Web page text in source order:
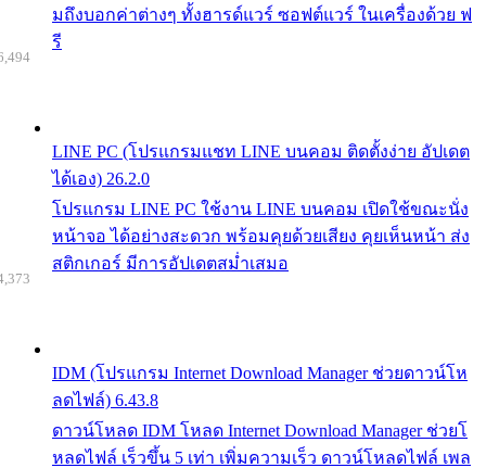
มถึงบอกค่าต่างๆ ทั้งฮารด์แวร์ ซอฟต์แวร์ ในเครื่องด้วย ฟ
รี
LINE PC (โปรแกรมแชท LINE บนคอม ติดตั้งง่าย อัปเดต
ได้เอง) 26.2.0
โปรแกรม LINE PC ใช้งาน LINE บนคอม เปิดใช้ขณะนั่ง
หน้าจอ ได้อย่างสะดวก พร้อมคุยด้วยเสียง คุยเห็นหน้า ส่ง
สติกเกอร์ มีการอัปเดตสม่ำเสมอ
IDM (โปรแกรม Internet Download Manager ช่วยดาวน์โห
ลดไฟล์) 6.43.8
ดาวน์โหลด IDM โหลด Internet Download Manager ช่วยโ
หลดไฟล์ เร็วขึ้น 5 เท่า เพิ่มความเร็ว ดาวน์โหลดไฟล์ เพล